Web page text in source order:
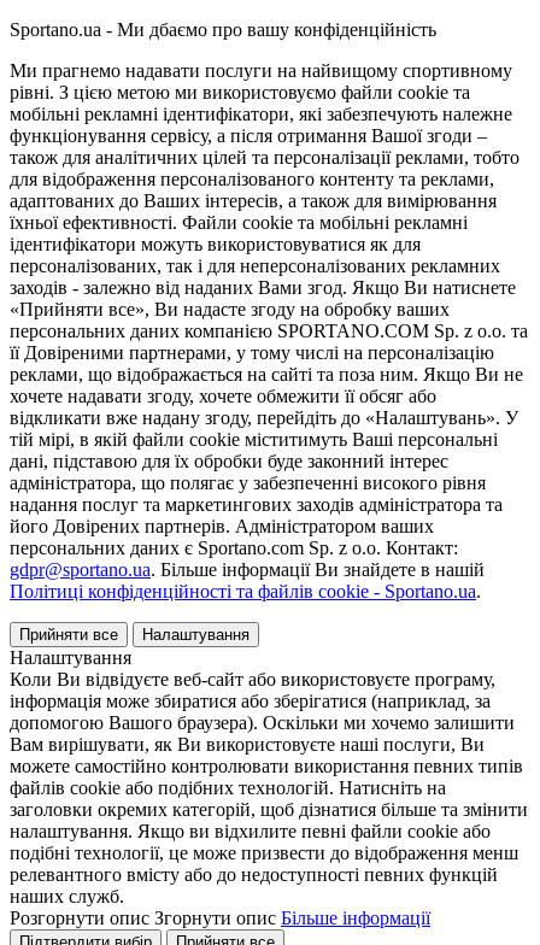
Sportano.ua - Ми дбаємо про вашу конфіденційність
Ми прагнемо надавати послуги на найвищому спортивному
рівні. З цією метою ми використовуємо файли cookie та
мобільні рекламні ідентифікатори, які забезпечують належне
функціонування сервісу, а після отримання Вашої згоди –
також для аналітичних цілей та персоналізації реклами, тобто
для відображення персоналізованого контенту та реклами,
адаптованих до Ваших інтересів, а також для вимірювання
їхньої ефективності. Файли cookie та мобільні рекламні
ідентифікатори можуть використовуватися як для
персоналізованих, так і для неперсоналізованих рекламних
заходів - залежно від наданих Вами згод. Якщо Ви натиснете
«Прийняти все», Ви надасте згоду на обробку ваших
персональних даних компанією SPORTANO.COM Sp. z o.o. та
її Довіреними партнерами, у тому числі на персоналізацію
реклами, що відображається на сайті та поза ним. Якщо Ви не
хочете надавати згоду, хочете обмежити її обсяг або
відкликати вже надану згоду, перейдіть до «Налаштувань». У
тій мірі, в якій файли cookie міститимуть Ваші персональні
дані, підставою для їх обробки буде законний інтерес
адміністратора, що полягає у забезпеченні високого рівня
надання послуг та маркетингових заходів адміністратора та
його Довірених партнерів. Адміністратором ваших
персональних даних є Sportano.com Sp. z o.o. Контакт:
gdpr@sportano.ua. Більше інформації Ви знайдете в нашій
Політиці конфіденційності та файлів cookie - Sportano.ua.
Прийняти все Налаштування
Налаштування
Коли Ви відвідуєте веб-сайт або використовуєте програму,
інформація може збиратися або зберігатися (наприклад, за
допомогою Вашого браузера). Оскільки ми хочемо залишити
Вам вирішувати, як Ви використовуєте наші послуги, Ви
можете самостійно контролювати використання певних типів
файлів cookie або подібних технологій. Натисніть на
заголовки окремих категорій, щоб дізнатися більше та змінити
налаштування. Якщо ви відхилите певні файли cookie або
подібні технології, це може призвести до відображення менш
релевантного вмісту або до недоступності певних функцій
наших служб.
Розгорнути опис Згорнути опис Більше інформації